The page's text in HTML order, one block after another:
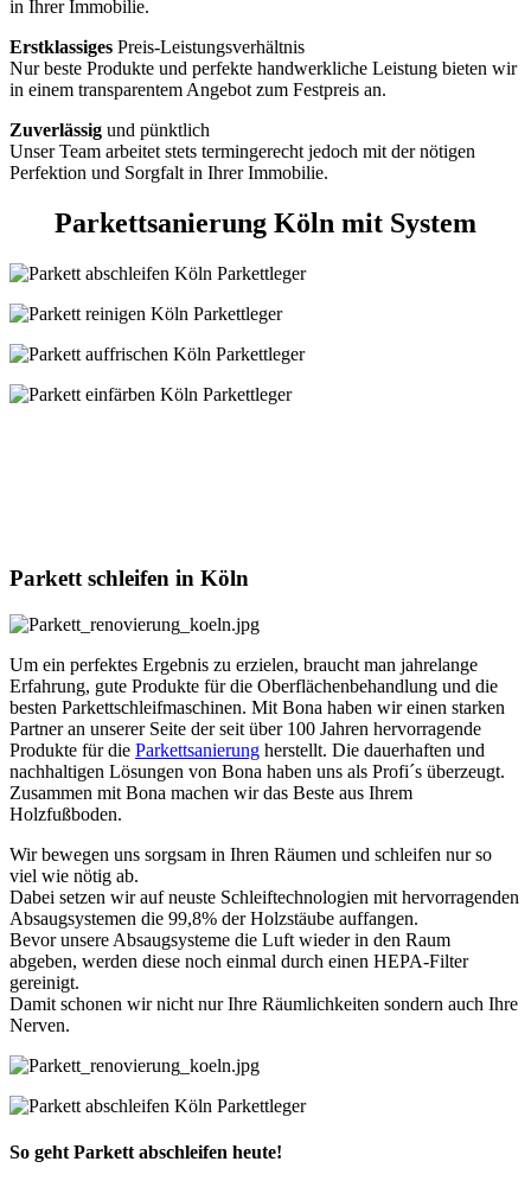
in Ihrer Immobilie.
Erstklassiges Preis-Leistungsverhältnis
Nur beste Produkte und perfekte handwerkliche Leistung bieten wir
in einem transparentem Angebot zum Festpreis an.
Zuverlässig und pünktlich
Unser Team arbeitet stets termingerecht jedoch mit der nötigen
Perfektion und Sorgfalt in Ihrer Immobilie.
Parkettsanierung Köln mit System
Parkett schleifen in Köln
Um ein perfektes Ergebnis zu erzielen, braucht man jahrelange
Erfahrung, gute Produkte für die Oberflächenbehandlung und die
besten Parkettschleifmaschinen. Mit Bona haben wir einen starken
Partner an unserer Seite der seit über 100 Jahren hervorragende
Produkte für die Parkettsanierung herstellt. Die dauerhaften und
nachhaltigen Lösungen von Bona haben uns als Profi´s überzeugt.
Zusammen mit Bona machen wir das Beste aus Ihrem
Holzfußboden.
Wir bewegen uns sorgsam in Ihren Räumen und schleifen nur so
viel wie nötig ab.
Dabei setzen wir auf neuste Schleiftechnologien mit hervorragenden
Absaugsystemen die 99,8% der Holzstäube auffangen.
Bevor unsere Absaugsysteme die Luft wieder in den Raum
abgeben, werden diese noch einmal durch einen HEPA-Filter
gereinigt.
Damit schonen wir nicht nur Ihre Räumlichkeiten sondern auch Ihre
Nerven.
So geht Parkett abschleifen heute!